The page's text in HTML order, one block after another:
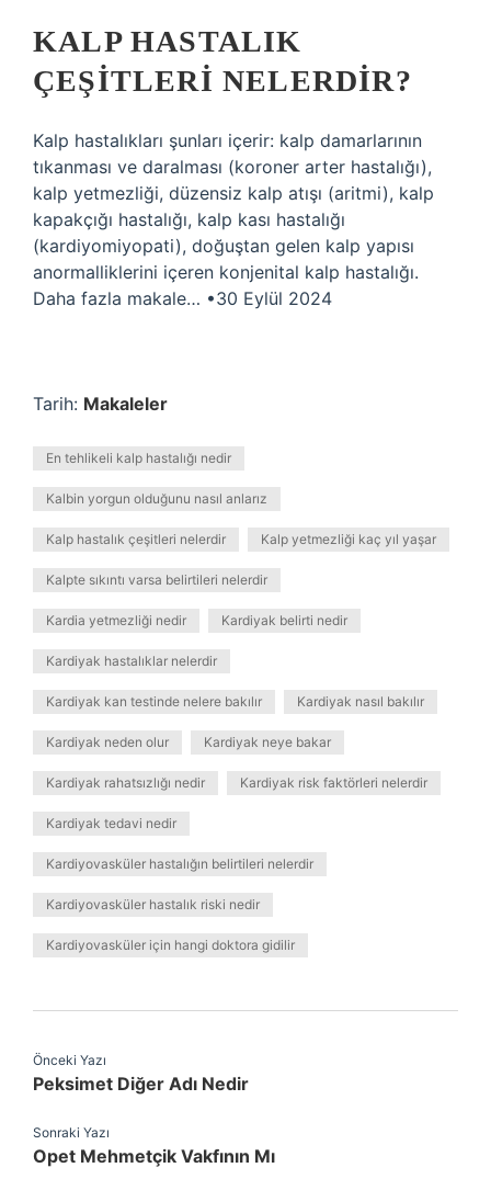
KALP HASTALIK
ÇEŞITLERI NELERDIR?
Kalp hastalıkları şunları içerir: kalp damarlarının
tıkanması ve daralması (koroner arter hastalığı),
kalp yetmezliği, düzensiz kalp atışı (aritmi), kalp
kapakçığı hastalığı, kalp kası hastalığı
(kardiyomiyopati), doğuştan gelen kalp yapısı
anormalliklerini içeren konjenital kalp hastalığı.
Daha fazla makale… •30 Eylül 2024
Tarih: Makaleler
En tehlikeli kalp hastalığı nedir
Kalbin yorgun olduğunu nasıl anlarız
Kalp hastalık çeşitleri nelerdir Kalp yetmezliği kaç yıl yaşar
Kalpte sıkıntı varsa belirtileri nelerdir
Kardia yetmezliği nedir Kardiyak belirti nedir
Kardiyak hastalıklar nelerdir
Kardiyak kan testinde nelere bakılır Kardiyak nasıl bakılır
Kardiyak neden olur Kardiyak neye bakar
Kardiyak rahatsızlığı nedir Kardiyak risk faktörleri nelerdir
Kardiyak tedavi nedir
Kardiyovasküler hastalığın belirtileri nelerdir
Kardiyovasküler hastalık riski nedir
Kardiyovasküler için hangi doktora gidilir
Önceki Yazı
Peksimet Diğer Adı Nedir
Sonraki Yazı
Opet Mehmetçik Vakfının Mı